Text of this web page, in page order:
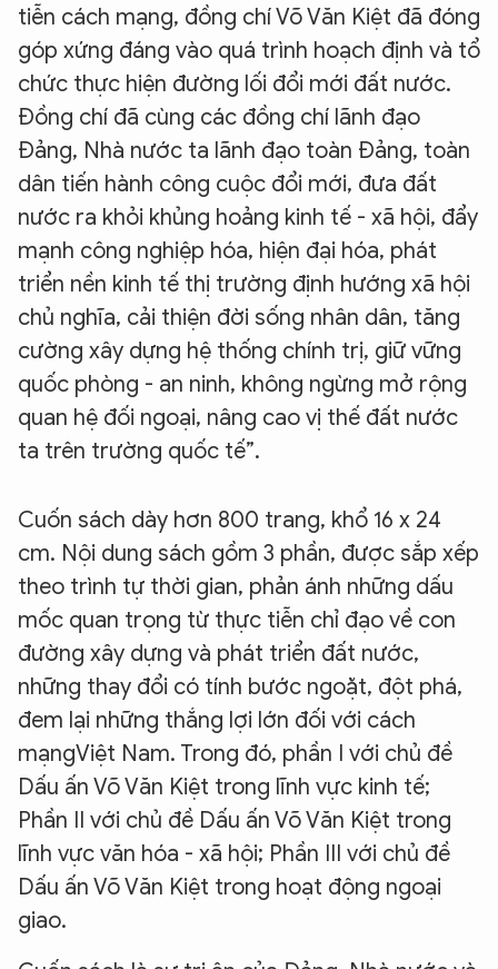
tiễn cách mạng, đồng chí Võ Văn Kiệt đã đóng
góp xứng đáng vào quá trình hoạch định và tổ
chức thực hiện đường lối đổi mới đất nước.
Đồng chí đã cùng các đồng chí lãnh đạo
Đảng, Nhà nước ta lãnh đạo toàn Đảng, toàn
dân tiến hành công cuộc đổi mới, đưa đất
nước ra khỏi khủng hoảng kinh tế - xã hội, đẩy
mạnh công nghiệp hóa, hiện đại hóa, phát
triển nền kinh tế thị trường định hướng xã hội
chủ nghĩa, cải thiện đời sống nhân dân, tăng
cường xây dựng hệ thống chính trị, giữ vững
quốc phòng - an ninh, không ngừng mở rộng
quan hệ đối ngoại, nâng cao vị thế đất nước
ta trên trường quốc tế”.
Cuốn sách dày hơn 800 trang, khổ 16 x 24
cm. Nội dung sách gồm 3 phần, được sắp xếp
theo trình tự thời gian, phản ánh những dấu
mốc quan trọng từ thực tiễn chỉ đạo về con
đường xây dựng và phát triển đất nước,
những thay đổi có tính bước ngoặt, đột phá,
đem lại những thắng lợi lớn đối với cách
mạngViệt Nam. Trong đó, phần I với chủ đề
Dấu ấn Võ Văn Kiệt trong lĩnh vực kinh tế;
Phần II với chủ đề Dấu ấn Võ Văn Kiệt trong
lĩnh vực văn hóa - xã hội; Phần III với chủ đề
Dấu ấn Võ Văn Kiệt trong hoạt động ngoại
giao.